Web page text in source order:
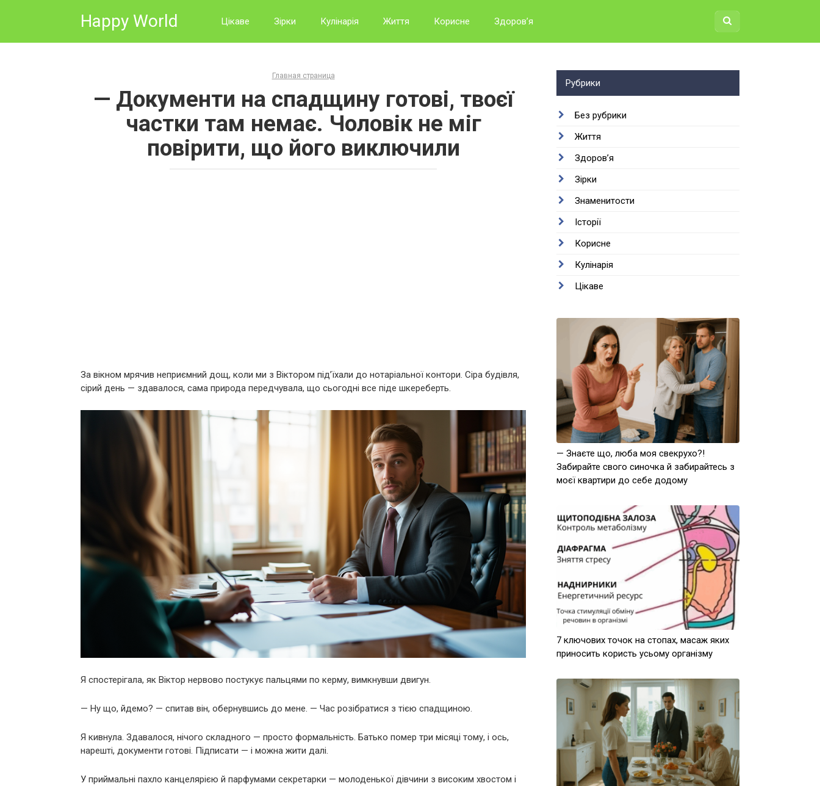
Happy World Цікаве Зірки Кулінарія Життя Корисне Здоров’я
Главная страница
— Документи на спадщину готові, твоєї
частки там немає. Чоловік не міг
повірити, що його виключили
За вікном мрячив неприємний дощ, коли ми з Віктором під’їхали до нотаріальної контори. Сіра будівля,
сірий день — здавалося, сама природа передчувала, що сьогодні все піде шкереберть.
Я спостерігала, як Віктор нервово постукує пальцями по керму, вимкнувши двигун.
— Ну що, йдемо? — спитав він, обернувшись до мене. — Час розібратися з тією спадщиною.
Я кивнула. Здавалося, нічого складного — просто формальність. Батько помер три місяці тому, і ось,
нарешті, документи готові. Підписати — і можна жити далі.
У приймальні пахло канцелярією й парфумами секретарки — молоденької дівчини з високим хвостом і
Рубрики
Без рубрики
Життя
Здоров’я
Зірки
Знаменитости
Історії
Корисне
Кулінарія
Цікаве
— Знаєте що, люба моя свекрухо?!
Забирайте свого синочка й забирайтесь з
моєї квартири до себе додому
7 ключових точок на стопах, масаж яких
приносить користь усьому організму